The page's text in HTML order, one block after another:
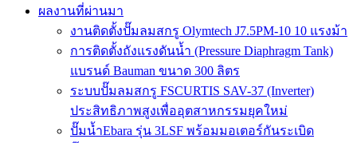
ผลงานที่ผ่านมา
งานติดตั้งปั๊มลมสกรู Olymtech J7.5PM-10 10 แรงม้า
การติดตั้งถังแรงดันน้ำ (Pressure Diaphragm Tank)
แบรนด์ Bauman ขนาด 300 ลิตร
ระบบปั๊มลมสกรู FSCURTIS SAV-37 (Inverter)
ประสิทธิภาพสูงเพื่ออุตสาหกรรมยุคใหม่
ปั๊มน้ำEbara รุ่น 3LSF พร้อมมอเตอร์กันระเบิด